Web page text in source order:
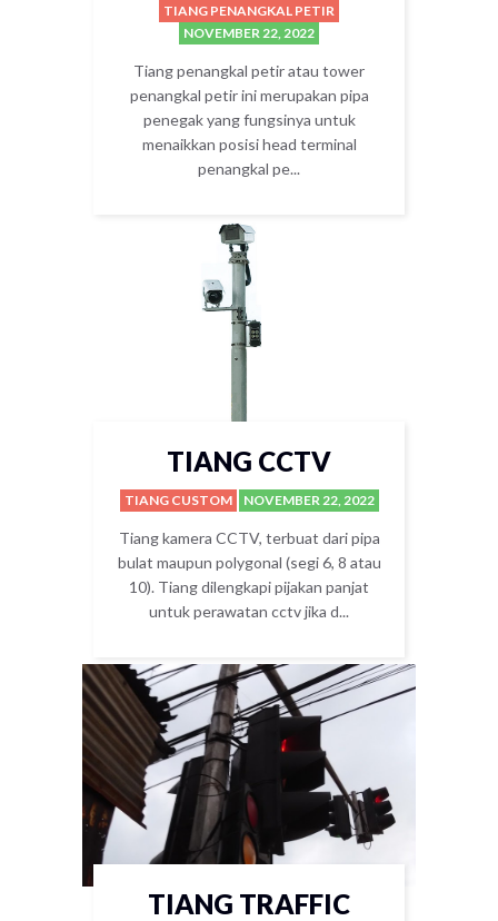
TIANG PENANGKAL PETIR
NOVEMBER 22, 2022
Tiang penangkal petir atau tower
penangkal petir ini merupakan pipa
penegak yang fungsinya untuk
menaikkan posisi head terminal
penangkal pe...
TIANG CCTV
TIANG CUSTOM NOVEMBER 22, 2022
Tiang kamera CCTV, terbuat dari pipa
bulat maupun polygonal (segi 6, 8 atau
10). Tiang dilengkapi pijakan panjat
untuk perawatan cctv jika d...
TIANG TRAFFIC